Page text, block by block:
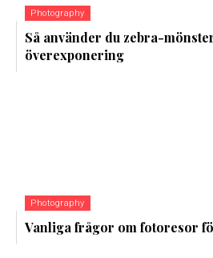
Photography
Så använder du zebra-
överexponering
Photography
Vanliga frågor om fotoresor